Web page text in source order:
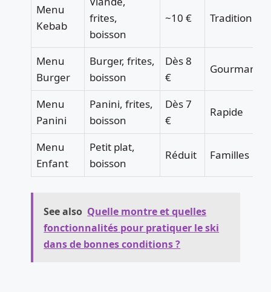
Menu
Kebab
frites,
boisson
~10 € Tradition
Menu
Burger
Burger, frites,
boisson
Dès 8
€
Gourmands
Menu
Panini
Panini, frites,
boisson
Dès 7
€
Rapide
Menu
Enfant
Petit plat,
boisson
Réduit Familles
See also Quelle montre et quelles
fonctionnalités pour pratiquer le ski
dans de bonnes conditions ?